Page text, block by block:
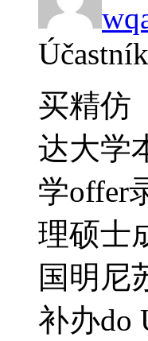
买精仿
达大学
学offer
理硕士
国明尼
补办do